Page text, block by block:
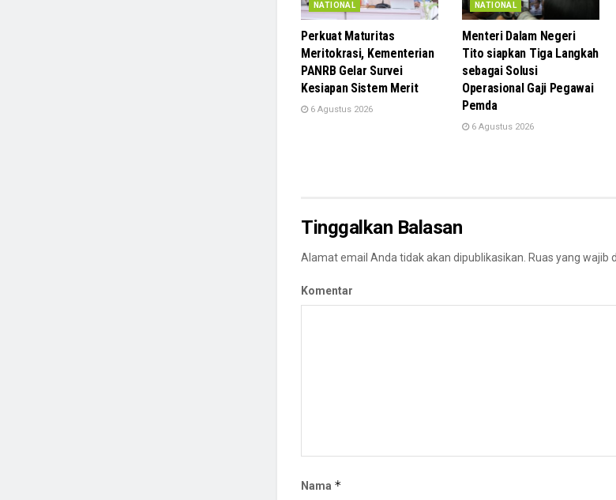
NATIONAL
Perkuat Maturitas
Meritokrasi, Kementerian
PANRB Gelar Survei
Kesiapan Sistem Merit
6 Agustus 2026
NATIONAL
Menteri Dalam Negeri
Tito siapkan Tiga Langkah
sebagai Solusi
Operasional Gaji Pegawai
Pemda
6 Agustus 2026
Tinggalkan Balasan
Alamat email Anda tidak akan dipublikasikan. Ruas yang wajib
Komentar
Nama *